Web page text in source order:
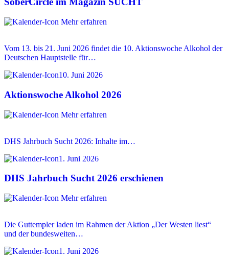
Mehr erfahren
Vom 13. bis 21. Juni 2026 findet die 10. Aktionswoche Alkohol der
Deutschen Hauptstelle für…
10. Juni 2026
Aktionswoche Alkohol 2026
Mehr erfahren
DHS Jahrbuch Sucht 2026: Inhalte im…
1. Juni 2026
DHS Jahrbuch Sucht 2026 erschienen
Mehr erfahren
Die Guttempler laden im Rahmen der Aktion „Der Westen liest“
und der bundesweiten…
1. Juni 2026